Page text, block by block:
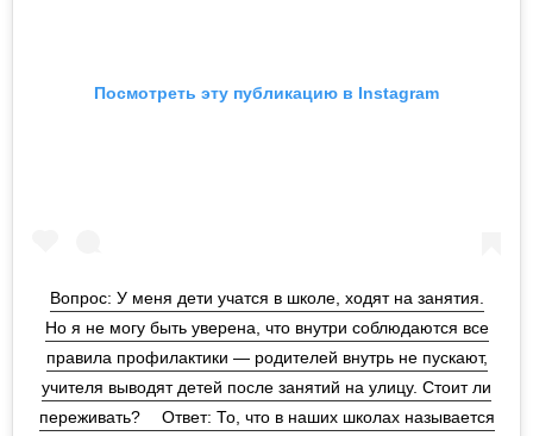
Посмотреть эту публикацию в Instagram
Вопрос:⁣ У меня дети учатся в школе, ходят на занятия.
Но я не могу быть уверена, что внутри соблюдаются все
правила профилактики — родителей внутрь не пускают,
учителя выводят детей после занятий на улицу. Стоит ли
переживать?⁣ ⠀⁣ Ответ:⁣ То, что в наших школах называется